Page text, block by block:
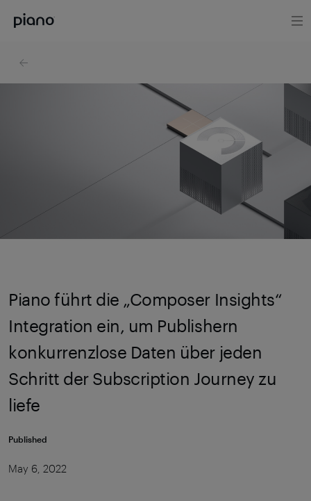
Piano führt die „Composer Insights“
Integration ein, um Publishern
konkurrenzlose Daten über jeden
Schritt der Subscription Journey zu
liefe
Published
May 6, 2022